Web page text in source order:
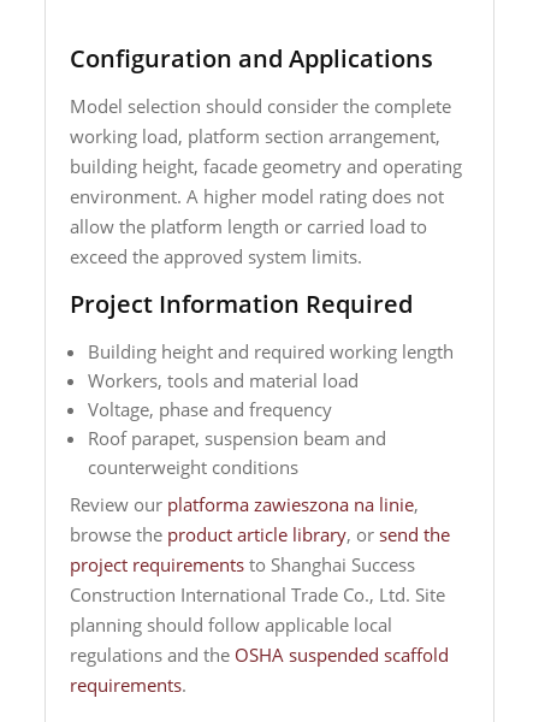
Configuration and Applications
Model selection should consider the complete
working load, platform section arrangement,
building height, facade geometry and operating
environment. A higher model rating does not
allow the platform length or carried load to
exceed the approved system limits.
Project Information Required
Building height and required working length
Workers, tools and material load
Voltage, phase and frequency
Roof parapet, suspension beam and
counterweight conditions
Review our platforma zawieszona na linie,
browse the product article library, orsend the
project requirements to Shanghai Success
Construction International Trade Co., Ltd. Site
planning should follow applicable local
regulations and the OSHA suspended scaffold
requirements.